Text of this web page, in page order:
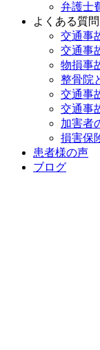
弁護士
よくある質問
交通事
交通事
物損事
整骨院
交通事
交通事
加害者
損害保
患者様の声
ブログ